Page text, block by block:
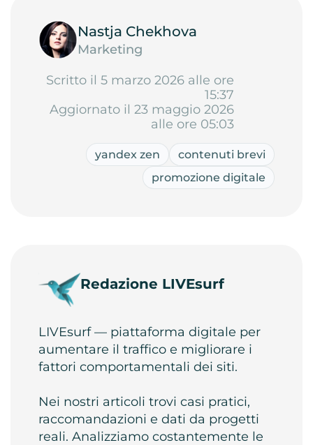
Nastja Chekhova
Marketing
Scritto il 5 marzo 2026 alle ore
15:37
Aggiornato il 23 maggio 2026
alle ore 05:03
yandex zen
contenuti brevi
promozione digitale
Redazione LIVEsurf
LIVEsurf — piattaforma digitale per
aumentare il traffico e migliorare i
fattori comportamentali dei siti.
Nei nostri articoli trovi casi pratici,
raccomandazioni e dati da progetti
reali. Analizziamo costantemente le